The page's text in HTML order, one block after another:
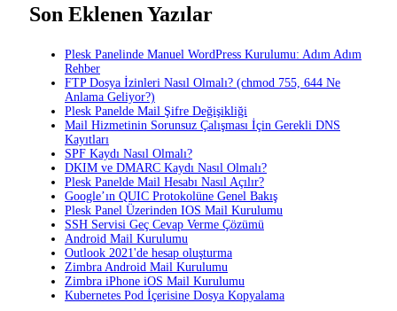
Son Eklenen Yazılar
Plesk Panelinde Manuel WordPress Kurulumu: Adım Adım
Rehber
FTP Dosya İzinleri Nasıl Olmalı? (chmod 755, 644 Ne
Anlama Geliyor?)
Plesk Panelde Mail Şifre Değişikliği
Mail Hizmetinin Sorunsuz Çalışması İçin Gerekli DNS
Kayıtları
SPF Kaydı Nasıl Olmalı?
DKIM ve DMARC Kaydı Nasıl Olmalı?
Plesk Panelde Mail Hesabı Nasıl Açılır?
Google’ın QUIC Protokolüne Genel Bakış
Plesk Panel Üzerinden IOS Mail Kurulumu
SSH Servisi Geç Cevap Verme Çözümü
Android Mail Kurulumu
Outlook 2021'de hesap oluşturma
Zimbra Android Mail Kurulumu
Zimbra iPhone iOS Mail Kurulumu
Kubernetes Pod İçerisine Dosya Kopyalama